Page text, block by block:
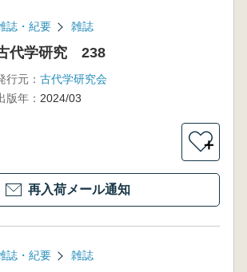
誌・紀要 雑誌
代学研究 238
行元： 古代学研究会
版年： 2024/03
＋
再入荷メール通知
誌・紀要 雑誌